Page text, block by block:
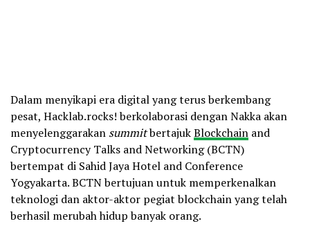
Dalam menyikapi era digital yang terus berkembang
pesat, Hacklab.rocks! berkolaborasi dengan Nakka akan
menyelenggarakan summitbertajukBlockchain and
Cryptocurrency Talks and Networking (BCTN)
bertempat di Sahid Jaya Hotel and Conference
Yogyakarta. BCTN bertujuan untuk memperkenalkan
teknologi dan aktor-aktor pegiat blockchain yang telah
berhasil merubah hidup banyak orang.